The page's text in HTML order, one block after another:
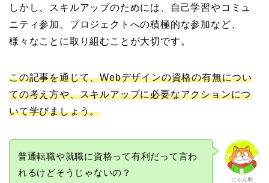
しかし、スキルアップのためには、自己学習やコミュ
ニティ参加、プロジェクトへの積極的な参加など、
様々なことに取り組むことが大切です。
この記事を通じて、Webデザインの資格の有無につい
ての考え方や、スキルアップに必要なアクションにつ
いて学びましょう。
にゃん助
普通転職や就職に資格って有利だって言わ
れるけどそうじゃないの？